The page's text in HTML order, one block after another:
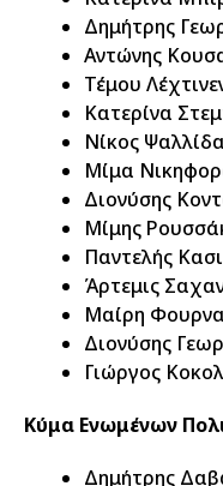
Δημήτρης
Αντώνης
Τέμου
Κατερίνα
Νίκος
Μίμα
Διονύσης
Μίμης
Παντελής
Άρτεμις
Μαίρη
Διονύσης
Γιώργος
Κύμα Ενωμένων
Δημήτρης